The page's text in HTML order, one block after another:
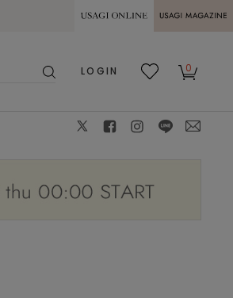
熊本県熊本地方を震源とする地震の影響に
MAGAZINE
LOGIN
0